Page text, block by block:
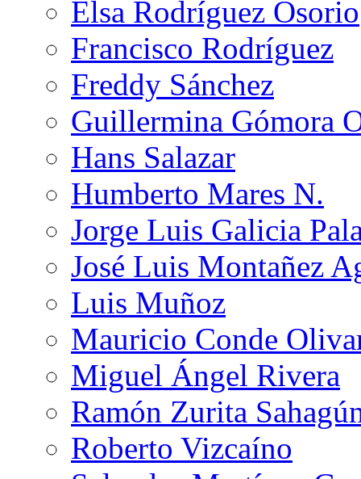
Elsa Rodríguez Osorio
Francisco Rodríguez
Freddy Sánchez
Guillermina Gómora
Hans Salazar
Humberto Mares N.
Jorge Luis Galicia
José Luis Montañez
Luis Muñoz
Mauricio Conde
Miguel Ángel Rivera
Ramón Zurita
Roberto Vizcaíno